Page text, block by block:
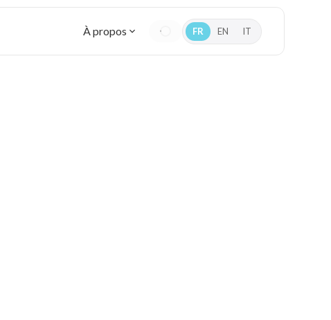
À propos FR EN IT